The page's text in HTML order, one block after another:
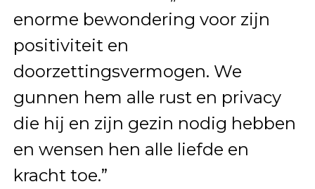
enorme bewondering voor zijn
positiviteit en
doorzettingsvermogen. We
gunnen hem alle rust en privacy
die hij en zijn gezin nodig hebben
en wensen hen alle liefde en
kracht toe.”